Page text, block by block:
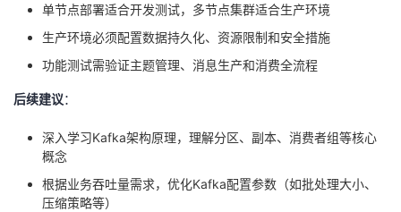
单节点部署适合开发测试，多节点集群适合生产环境
生产环境必须配置数据持久化、资源限制和安全措施
功能测试需验证主题管理、消息生产和消费全流程
后续建议：
深入学习Kafka架构原理，理解分区、副本、消费者组等核心
概念
根据业务吞吐量需求，优化Kafka配置参数（如批处理大小、
压缩策略等）